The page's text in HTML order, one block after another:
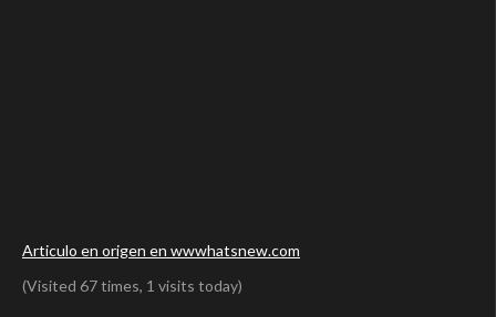
Articulo en origen en wwwhatsnew.com
(Visited 67 times, 1 visits today)